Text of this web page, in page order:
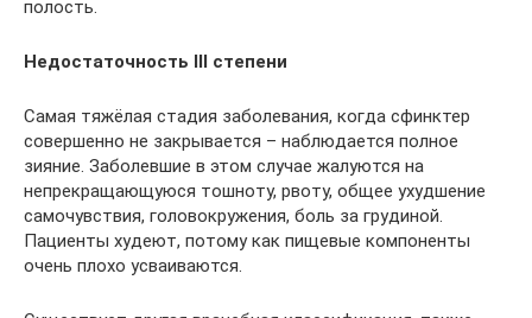
полость.
Недостаточность III степени
Самая тяжёлая стадия заболевания, когда сфинктер
совершенно не закрывается – наблюдается полное
зияние. Заболевшие в этом случае жалуются на
непрекращающуюся тошноту, рвоту, общее ухудшение
самочувствия, головокружения, боль за грудиной.
Пациенты худеют, потому как пищевые компоненты
очень плохо усваиваются.